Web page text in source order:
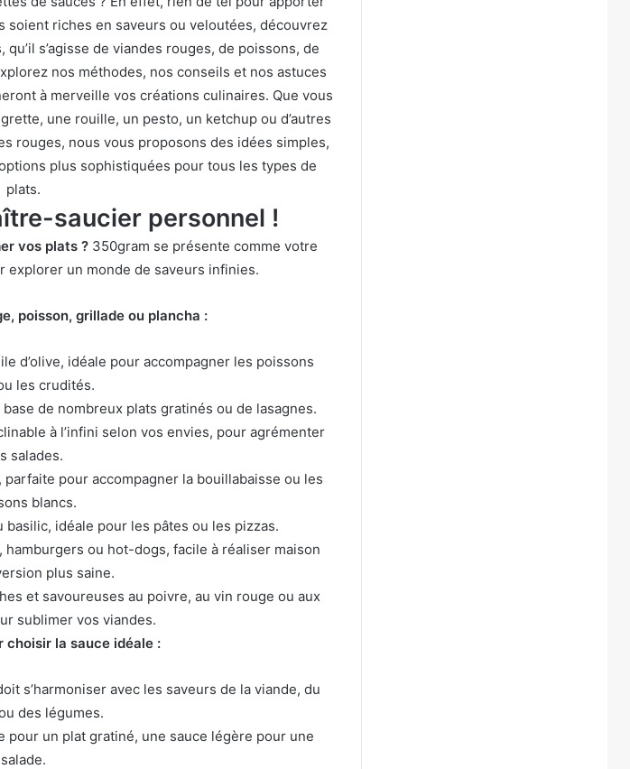
soient riches en saveurs ou veloutées, découvrez
s’agisse de viandes rouges, de poissons, de
nos méthodes, nos conseils et nos astuces
à merveille vos créations culinaires. Que vous
une rouille, un pesto, un ketchup ou d’autres
rouges, nous vous proposons des idées simples,
plus sophistiquées pour tous les types de
plats.
saucier personnel !
vos plats ? 350gram se présente comme votre
explorer un monde de saveurs infinies.
poisson, grillade ou plancha :
d’olive, idéale pour accompagner les poissons
les crudités.
de nombreux plats gratinés ou de lasagnes.
à l’infini selon vos envies, pour agrémenter
salades.
parfaite pour accompagner la bouillabaisse ou les
blancs.
idéale pour les pâtes ou les pizzas.
ou hot-dogs, facile à réaliser maison
plus saine.
et savoureuses au poivre, au vin rouge ou aux
sublimer vos viandes.
choisir la sauce idéale :
s’harmoniser avec les saveurs de la viande, du
des légumes.
pour un plat gratiné, une sauce légère pour une
salade.